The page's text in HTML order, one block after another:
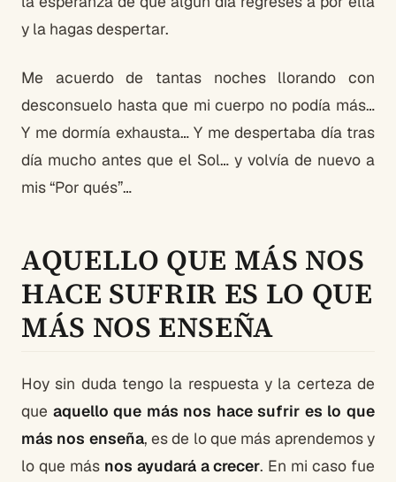
y la hagas despertar.
Me acuerdo de tantas noches llorando con
desconsuelo hasta que mi cuerpo no podía más…
Y me dormía exhausta… Y me despertaba día tras
día mucho antes que el Sol… y volvía de nuevo a
mis “Por qués”…
AQUELLO QUE MÁS NOS
HACE SUFRIR ES LO QUE
MÁS NOS ENSEÑA
Hoy sin duda tengo la respuesta y la certeza de
que aquello que más nos hace sufrir es lo que
más nos enseña, es de lo que más aprendemos y
lo que más nos ayudará a crecer. En mi caso fue